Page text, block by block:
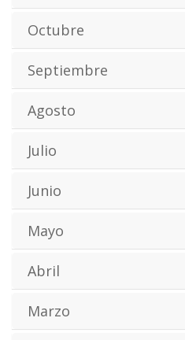
Octubre
Septiembre
Agosto
Julio
Junio
Mayo
Abril
Marzo